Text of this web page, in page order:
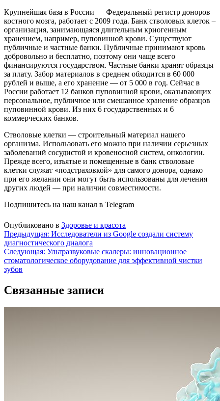
Крупнейшая база в России — Федеральный регистр доноров
костного мозга, работает с 2009 года. Банк стволовых клеток –
организация, занимающаяся длительным криогенным
хранением, например, пуповинной крови. Существуют
публичные и частные банки. Публичные принимают кровь
добровольно и бесплатно, поэтому они чаще всего
финансируются государством. Частные банки хранят образцы
за плату. Забор материалов в среднем обходится в 60 000
рублей и выше, а его хранение — от 5 000 в год. Сейчас в
России работает 12 банков пуповинной крови, оказывающих
персональное, публичное или смешанное хранение образцов
пуповинной крови. Из них 6 государственных и 6
коммерческих банков.
Стволовые клетки — строительный материал нашего
организма. Использовать его можно при наличии серьезных
заболеваний сосудистой и кровеносной систем, онкологии.
Прежде всего, изъятые и помещенные в банк стволовые
клетки служат «подстраховкой» для самого донора, однако
при его желании они могут быть использованы для лечения
других людей — при наличии совместимости.
Подпишитесь на наш канал в Telegram
Опубликовано в Здоровье и красота
Навигация
по
записям
Предыдущая: Исследователи из Google создали систему
диагностического диалога
Следующая: Ультразвуковые скалеры: инновационное
стоматологическое оборудование для эффективной чистки
зубов
Связанные записи